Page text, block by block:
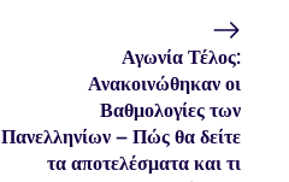
Αγωνία Τέλος:
Ανακοινώθηκαν οι
Βαθμολογίες των
Πανελληνίων – Πώς θα δείτε
τα αποτελέσματα και τι